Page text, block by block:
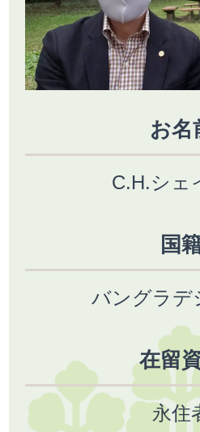
お名
C.H.シェ
国
バングラデ
在留
永住